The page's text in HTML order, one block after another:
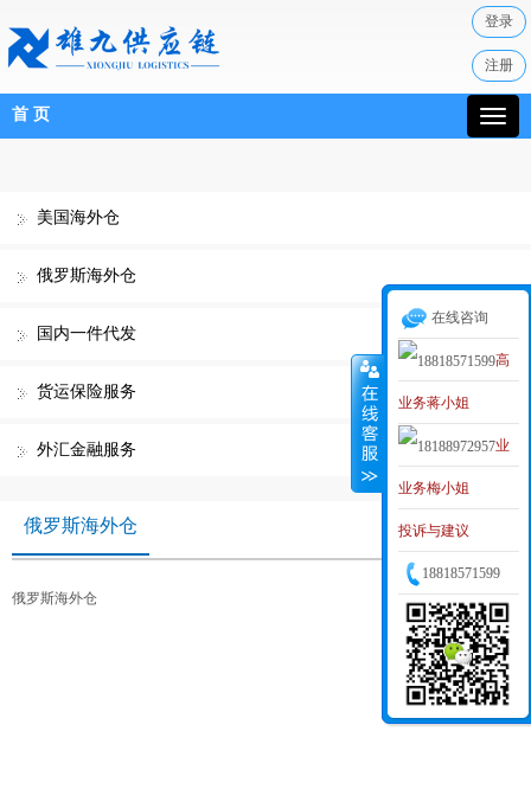
首 页
登录
注册
美国海外仓
俄罗斯海外仓
国内一件代发
货运保险服务
外汇金融服务
俄罗斯海外仓
俄罗斯海外仓
在线咨询
高
级业务经理
MAKER
业务蒋小姐
业
务李小姐
业务梅小姐
投诉与建议
18818571599